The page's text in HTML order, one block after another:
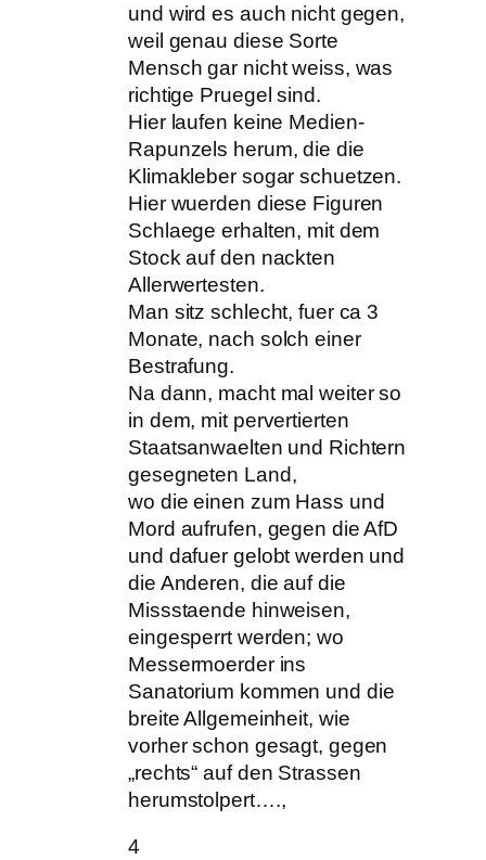
und wird es auch nicht gegen,
weil genau diese Sorte
Mensch gar nicht weiss, was
richtige Pruegel sind.
Hier laufen keine Medien-
Rapunzels herum, die die
Klimakleber sogar schuetzen.
Hier wuerden diese Figuren
Schlaege erhalten, mit dem
Stock auf den nackten
Allerwertesten.
Man sitz schlecht, fuer ca 3
Monate, nach solch einer
Bestrafung.
Na dann, macht mal weiter so
in dem, mit pervertierten
Staatsanwaelten und Richtern
gesegneten Land,
wo die einen zum Hass und
Mord aufrufen, gegen die AfD
und dafuer gelobt werden und
die Anderen, die auf die
Missstaende hinweisen,
eingesperrt werden; wo
Messermoerder ins
Sanatorium kommen und die
breite Allgemeinheit, wie
vorher schon gesagt, gegen
„rechts“ auf den Strassen
herumstolpert….,
4